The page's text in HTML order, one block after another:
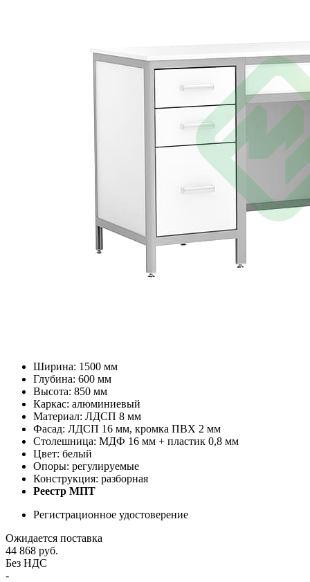
Ширина: 1500 мм
Глубина: 600 мм
Высота: 850 мм
Каркас: алюминиевый
Материал: ЛДСП 8 мм
Фасад: ЛДСП 16 мм, кромка ПВХ 2 мм
Столешница: МДФ 16 мм + пластик 0,8 мм
Цвет: белый
Опоры: регулируемые
Конструкция: разборная
Реестр МПТ
Регистрационное удостоверение
Ожидается поставка
44 868 руб.
Без НДС
-